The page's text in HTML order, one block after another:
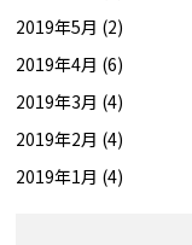
2019年5月 (2)
2019年4月 (6)
2019年3月 (4)
2019年2月 (4)
2019年1月 (4)